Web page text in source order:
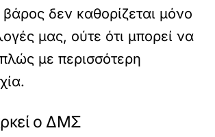
δεν καθορίζεται μόνο
μας, ούτε ότι μπορεί να
με περισσότερη
ο ΔΜΣ